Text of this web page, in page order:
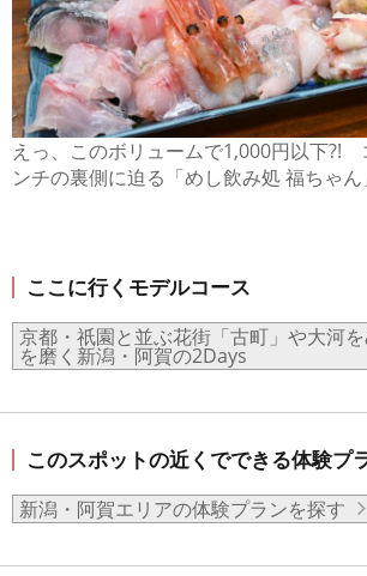
えっ、このボリュームで1,000円以下?!
ンチの裏側に迫る「めし飲み処 福ちゃ
ここに行くモデルコース
京都・祇園と並ぶ花街「古町」や大河
を磨く新潟・阿賀の2Days
このスポットの近くでできる体験プ
新潟・阿賀エリアの体験プランを探す